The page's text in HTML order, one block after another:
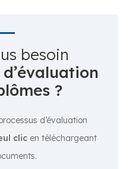
besoin
?
d’évaluation
clicen téléchargeant